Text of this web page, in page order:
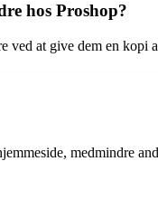
hos Proshop?
ved at give dem en
medmindre